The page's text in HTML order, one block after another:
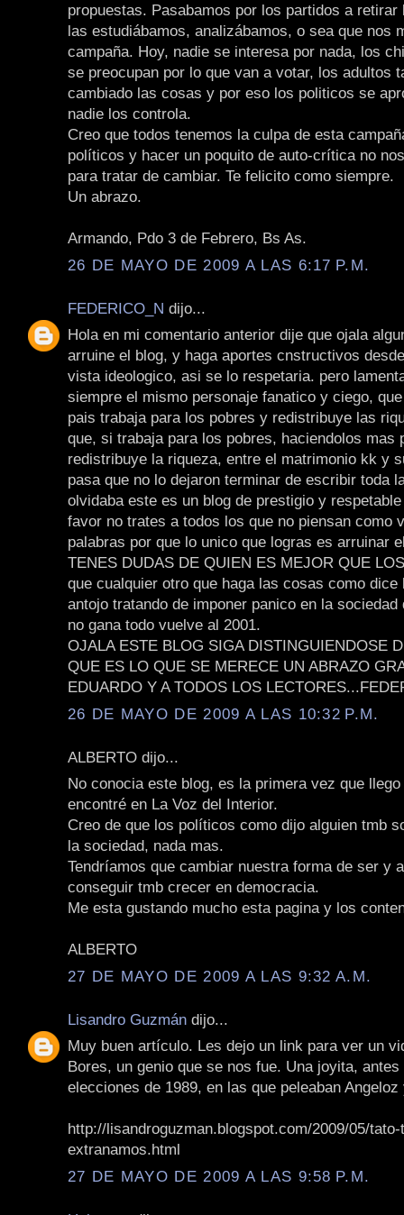
propuestas. Pasabamos por los partidos a retirar
las estudiábamos, analizábamos, o sea que nos
campaña. Hoy, nadie se interesa por nada, los
se preocupan por lo que van a votar, los adultos
cambiado las cosas y por eso los politicos se
nadie los controla.
Creo que todos tenemos la culpa de esta
políticos y hacer un poquito de auto-crítica no
para tratar de cambiar. Te felicito como siempre.
Un abrazo.
Armando, Pdo 3 de Febrero, Bs As.
26 DE MAYO DE 2009 A LAS 6:17 P.M.
FEDERICO_N dijo...
Hola en mi comentario anterior dije que ojala
arruine el blog, y haga aportes cnstructivos
vista ideologico, asi se lo respetaria. pero
siempre el mismo personaje fanatico y ciego,
pais trabaja para los pobres y redistribuye las
que, si trabaja para los pobres, haciendolos mas
redistribuye la riqueza, entre el matrimonio kk y
pasa que no lo dejaron terminar de escribir toda
olvidaba este es un blog de prestigio y
favor no trates a todos los que no piensan como
palabras por que lo unico que logras es arruinar
TENES DUDAS DE QUIEN ES MEJOR QUE
que cualquier otro que haga las cosas como
antojo tratando de imponer panico en la sociedad
no gana todo vuelve al 2001.
OJALA ESTE BLOG SIGA DISTINGUIENDOSE
QUE ES LO QUE SE MERECE UN ABRAZO
EDUARDO Y A TODOS LOS
26 DE MAYO DE 2009 A LAS 10:32 P.M.
ALBERTO dijo...
No conocia este blog, es la primera vez que
encontré en La Voz del Interior.
Creo de que los políticos como dijo alguien tmb
la sociedad, nada mas.
Tendríamos que cambiar nuestra forma de ser y
conseguir tmb crecer en democracia.
Me esta gustando mucho esta pagina y los
ALBERTO
27 DE MAYO DE 2009 A LAS 9:32 A.M.
Lisandro Guzmán dijo...
Muy buen artículo. Les dejo un link para ver un
Bores, un genio que se nos fue. Una joyita, antes
elecciones de 1989, en las que peleaban
http://lisandroguzman.blogspot.com/2009/05/tato-
extranamos.html
27 DE MAYO DE 2009 A LAS 9:58 P.M.